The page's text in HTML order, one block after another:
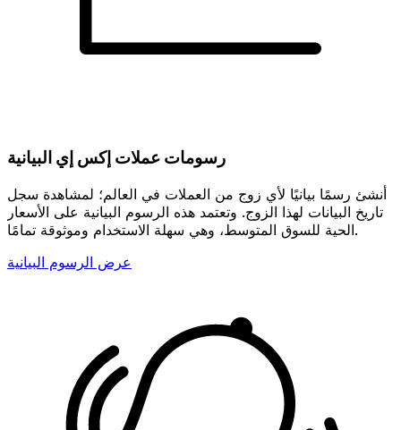
رسومات عملات إكس إي البيانية
أنشئ رسمًا بيانيًا لأي زوج من العملات في العالم؛ لمشاهدة سجل
تاريخ البيانات لهذا الزوج. وتعتمد هذه الرسوم البيانية على الأسعار
الحية للسوق المتوسط، وهي سهلة الاستخدام وموثوقة تمامًا.
عرض الرسوم البيانية